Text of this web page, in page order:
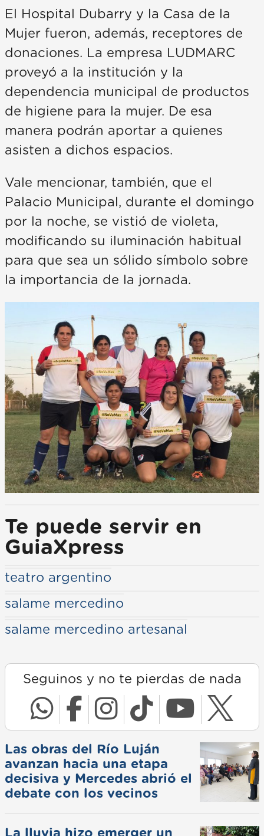
El Hospital Dubarry y la Casa de la
Mujer fueron, además, receptores de
donaciones. La empresa LUDMARC
proveyó a la institución y la
dependencia municipal de productos
de higiene para la mujer. De esa
manera podrán aportar a quienes
asisten a dichos espacios.
Vale mencionar, también, que el
Palacio Municipal, durante el domingo
por la noche, se vistió de violeta,
modificando su iluminación habitual
para que sea un sólido símbolo sobre
la importancia de la jornada.
Te puede servir en
GuiaXpress
teatro argentino
salame mercedino
salame mercedino artesanal
Seguinos y no te pierdas de nada
Las obras del Río Luján
avanzan hacia una etapa
decisiva y Mercedes abrió el
debate con los vecinos
La lluvia hizo emerger un